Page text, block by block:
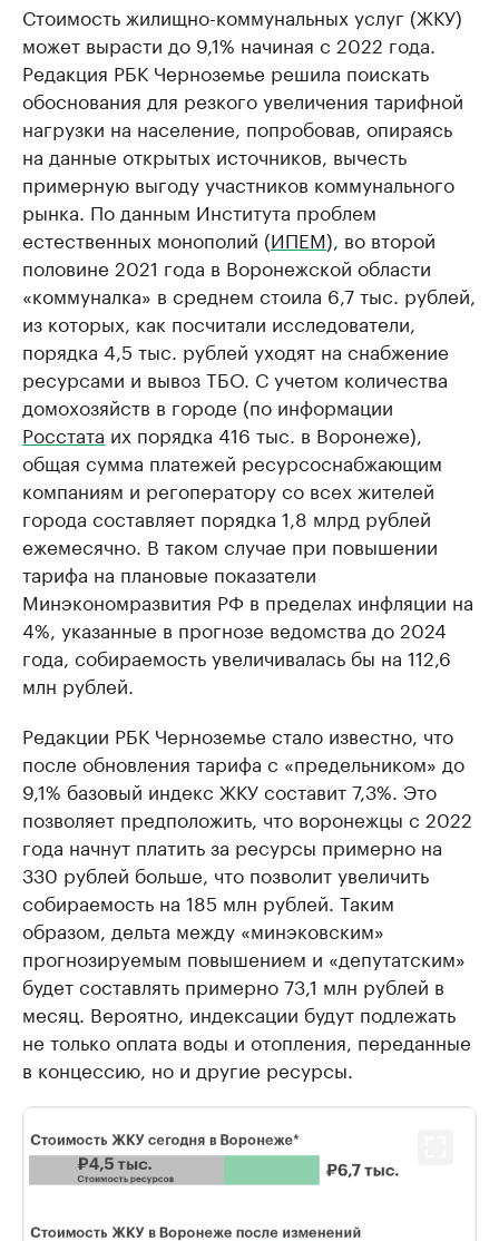
Стоимость жилищно-коммунальных услуг (ЖКУ)
может вырасти до 9,1% начиная с 2022 года.
Редакция РБК Черноземье решила поискать
обоснования для резкого увеличения тарифной
нагрузки на население, попробовав, опираясь
на данные открытых источников, вычесть
примерную выгоду участников коммунального
рынка. По данным Института проблем
естественных монополий (ИПЕМ), во второй
половине 2021 года в Воронежской области
«коммуналка» в среднем стоила 6,7 тыс. рублей,
из которых, как посчитали исследователи,
порядка 4,5 тыс. рублей уходят на снабжение
ресурсами и вывоз ТБО. С учетом количества
домохозяйств в городе (по информации
Росстата их порядка 416 тыс. в Воронеже),
общая сумма платежей ресурсоснабжающим
компаниям и регоператору со всех жителей
города составляет порядка 1,8 млрд рублей
ежемесячно. В таком случае при повышении
тарифа на плановые показатели
Минэкономразвития РФ в пределах инфляции на
4%, указанные в прогнозе ведомства до 2024
года, собираемость увеличивалась бы на 112,6
млн рублей.
Редакции РБК Черноземье стало известно, что
после обновления тарифа с «предельником» до
9,1% базовый индекс ЖКУ составит 7,3%. Это
позволяет предположить, что воронежцы с 2022
года начнут платить за ресурсы примерно на
330 рублей больше, что позволит увеличить
собираемость на 185 млн рублей. Таким
образом, дельта между «минэковским»
прогнозируемым повышением и «депутатским»
будет составлять примерно 73,1 млн рублей в
месяц. Вероятно, индексации будут подлежать
не только оплата воды и отопления, переданные
в концессию, но и другие ресурсы.